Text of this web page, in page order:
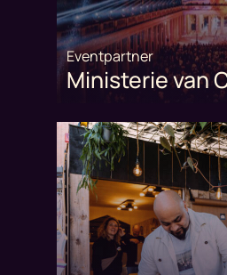
Eventpartner
Ministerie van